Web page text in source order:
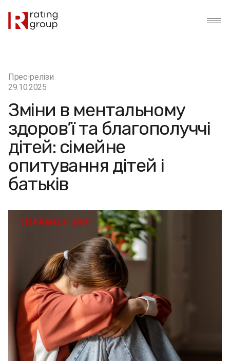
Прес-релізи
29.10.2025
Зміни в ментальному
здоров’ї та благополуччі
дітей: сімейне
опитування дітей і
батьків